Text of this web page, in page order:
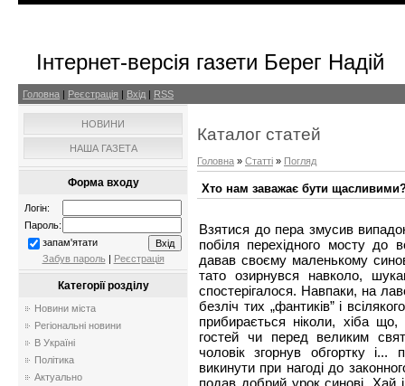
Інтернет-версія газети Берег Надій
Головна | Реєстрація | Вхід | RSS
НОВИНИ
НАША ГАЗЕТА
Форма входу
Логін:
Пароль:
запам'ятати
Забув пароль | Реєстрація
Категорії розділу
Новини міста
Регіональні новини
В Україні
Політика
Актуально
Каталог статей
Головна » Статті » Погляд
Хто нам заважає бути
Взятися до пера змусив
побіля перехідного мосту до
давав своєму маленькому
тато озирнувся навколо,
спостерігалося. Навпаки, на
безліч тих „фантиків” і
прибирається ніколи, хіба
гостей чи перед великим
чоловік згорнув обгортку
викинути при нагоді до
подав добрий урок синові. Хай